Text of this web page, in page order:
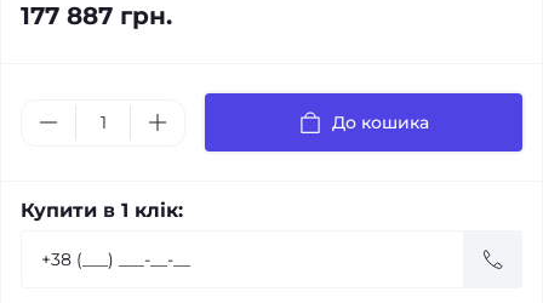
177 887 грн.
До кошика
Купити в 1 клік: